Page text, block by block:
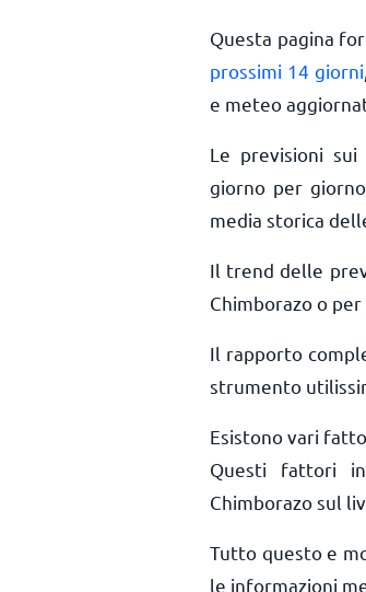
Questa pagina
prossimi 14 giorni
e meteo
Le previsioni
giorno per
media storica
Il trend delle
Chimborazo o
Il rapporto
strumento
Esistono vari
Questi fattori
Chimborazo sul
Tutto questo e
le informazioni